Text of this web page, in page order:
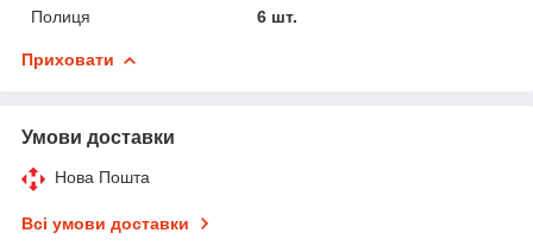
Полиця
6 шт.
Приховати
Умови доставки
Нова Пошта
Всі умови доставки